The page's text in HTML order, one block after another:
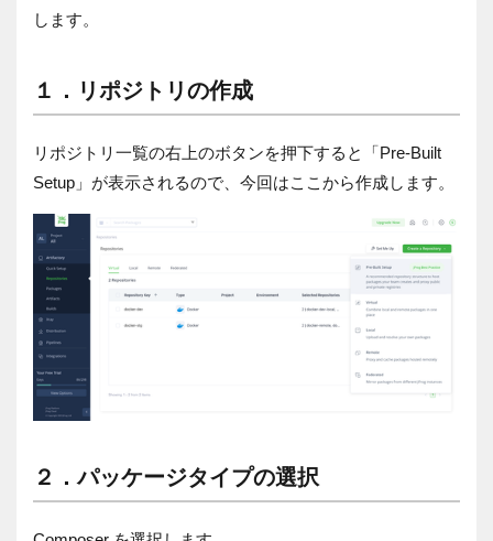
します。
１．リポジトリの作成
リポジトリ一覧の右上のボタンを押下すると「Pre-Built
Setup 」が表示されるので、今回はここから作成します。
２．パッケージタイプの選択